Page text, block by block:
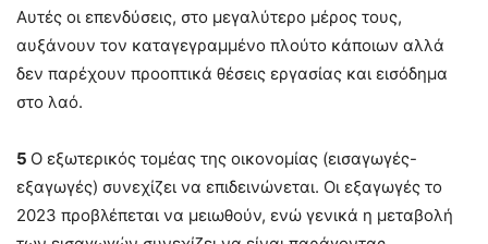
Αυτές οι επενδύσεις, στο μεγαλύτερο μέρος τους,
αυξάνουν τον καταγεγραμμένο πλούτο κάποιων αλλά
δεν παρέχουν προοπτικά θέσεις εργασίας και εισόδημα
στο λαό.
5 Ο εξωτερικός τομέας της οικονομίας (εισαγωγές-
εξαγωγές) συνεχίζει να επιδεινώνεται. Οι εξαγωγές το
2023 προβλέπεται να μειωθούν, ενώ γενικά η μεταβολή